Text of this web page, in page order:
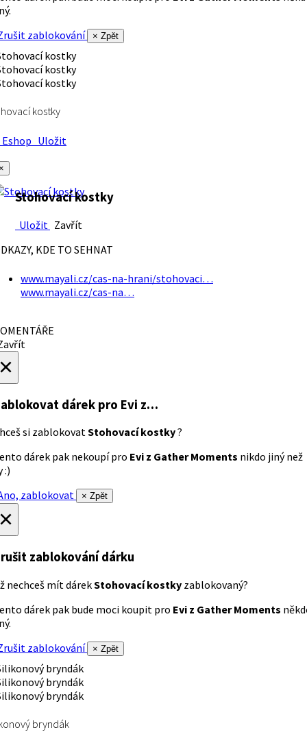
zablokování
× Zpět
kostky
Uložit
Stohovací kostky
Uložit Zavřít
KDE TO SEHNAT
www.mayali.cz/cas-na-hrani/stohovaci…
www.mayali.cz/cas-na…
dárek pro Evi z…
si zablokovatStohovací kostky?
dárek pak nekoupí pro Evi z Gather Moments nikdo jiný než
:)
zablokovat
× Zpět
zablokování dárku
nechceš mít dárekStohovací kostky zablokovaný?
dárek pak bude moci koupit pro Evi z Gather Moments
zablokování
× Zpět
bryndák